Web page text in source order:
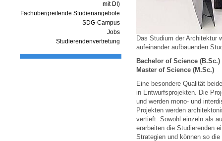
mit DI)
Fachübergreifende Studienangebote
SDG-Campus
Jobs
Studierendenvertretung
Das Studium der Architektur
aufeinander aufbauenden
Bachelor of Science (B.Sc.)
Master of Science (M.Sc.)
Eine besondere Qualität
in Entwurfsprojekten. Die
und werden mono- und
Projekten werden
vertieft. Sowohl einzeln als
erarbeiten die Studierenden
Strategien und können so